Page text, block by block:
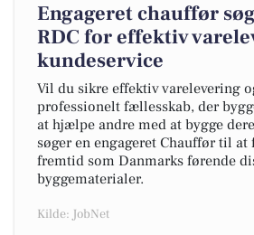
Engageret chauffør
RDC for effektiv
kundeservice
Vil du sikre effektiv varelevering
professionelt fællesskab, der
at hjælpe andre med at bygge
søger en engageret Chauffør til at
fremtid som Danmarks førende
byggematerialer.
Kilde: JobNet